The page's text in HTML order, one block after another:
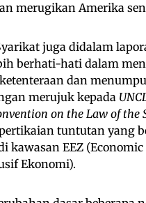
merugikan Amerika
juga didalam
berhati-hati dalam
dan
merujuk kepada
on the Law of the
tuntutan yang
kawasan EEZ (Economic
Ekonomi).